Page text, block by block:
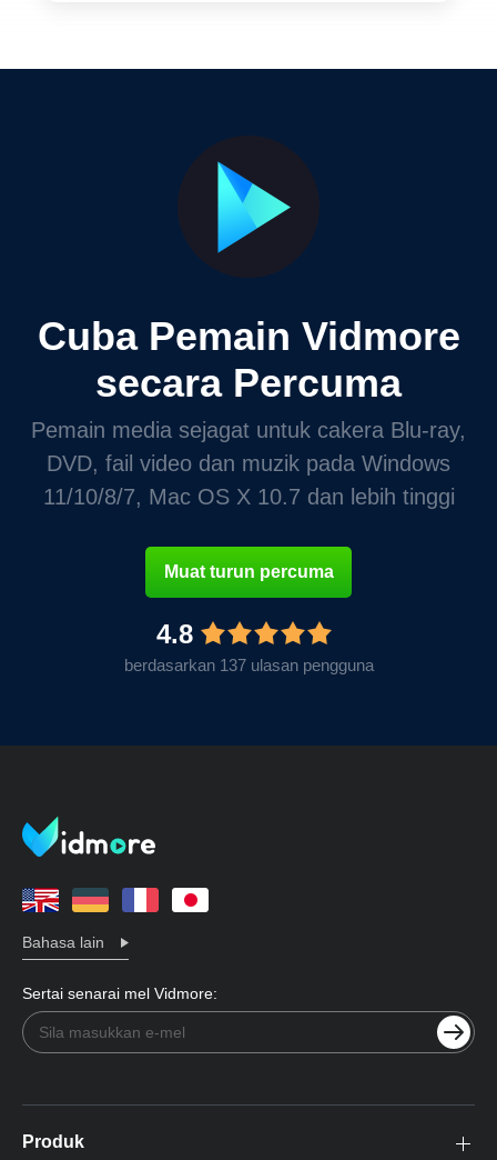
Cuba Pemain Vidmore
secara Percuma
Pemain media sejagat untuk cakera Blu-ray,
DVD, fail video dan muzik pada Windows
11/10/8/7, Mac OS X 10.7 dan lebih tinggi
Muat turun percuma
4.8
berdasarkan 137 ulasan pengguna
Bahasa lain
Sertai senarai mel Vidmore:
Produk